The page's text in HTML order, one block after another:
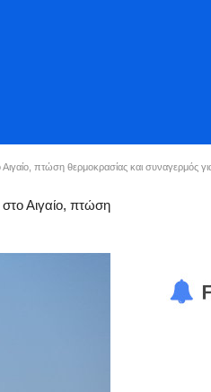
πτώση θερμοκρασίας και συναγερμός
Αιγαίο, πτώση